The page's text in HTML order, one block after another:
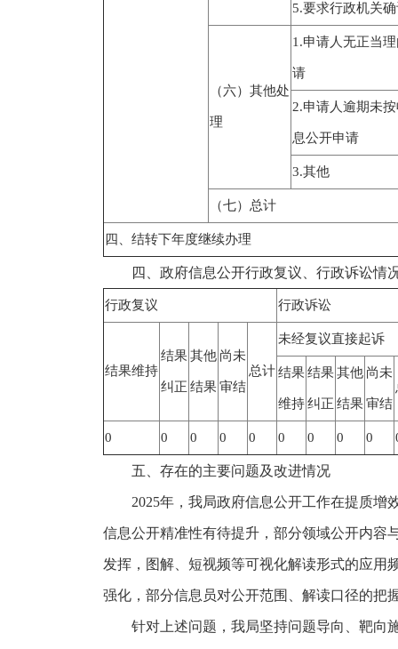
5.要求行政机关
（六）其他处
理
1.申请人无正当
请
2.申请人逾期未
息公开申请
3.其他
（七）总计
四、结转下年度继续办理
四、政府信息公开行政复议、行政诉讼情
行政复议 行政诉讼
结果维持
结果
纠正
其他
结果
尚未
审结
总计
未经复议直接起诉
结果
维持
结果
纠正
其他
结果
尚未
审结
0 0 0 0 0 0 0 0 0
五、存在的主要问题及改进情况
2025年，我局政府信息公开工作在提质
信息公开精准性有待提升，部分领域公开内容
发挥，图解、短视频等可视化解读形式的应用
强化，部分信息员对公开范围、解读口径的把
针对上述问题，我局坚持问题导向、靶向